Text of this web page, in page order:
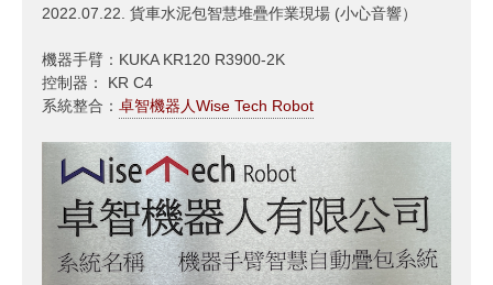
2022.07.22. 貨車水泥包智慧堆疊作業現場 (小心音響）
機器手臂：KUKA KR120 R3900-2K
控制器： KR C4
系統整合： 卓智機器人Wise Tech Robot